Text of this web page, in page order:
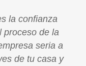
la confianza
proceso de la
seria a
de tu casa y